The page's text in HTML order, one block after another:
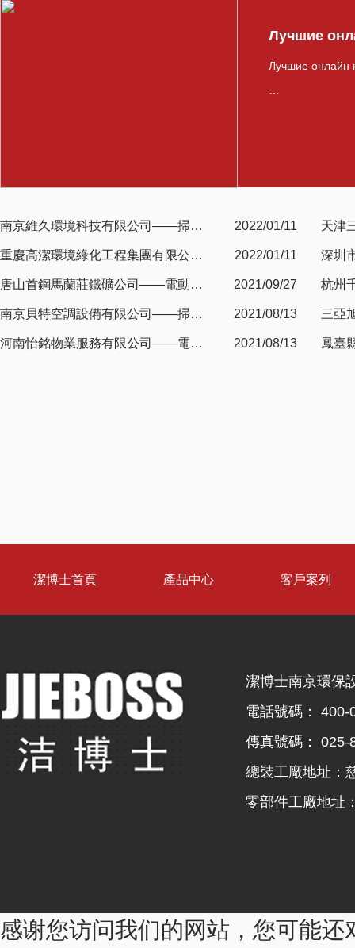
Лучшие
Лучшие онлайн
南京維久環境科技有限公司——掃… 2022/01/11 天津
重慶高潔環境綠化工程集團有限公… 2022/01/11 深圳
唐山首鋼馬蘭莊鐵礦公司——電動… 2021/09/27 杭州
南京貝特空調設備有限公司——掃… 2021/08/13 三亞
河南怡銘物業服務有限公司——電… 2021/08/13 鳳臺
潔博士首頁 產品中心 客戶案列
潔博士南京環保
電話號碼： 400-
傳真號碼： 025-
總裝工廠地址：
零部件工廠地址
感谢您访问我们的网站，您可能